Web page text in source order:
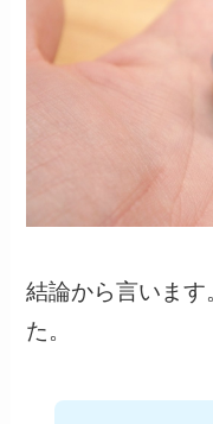
結論から言いま
た。